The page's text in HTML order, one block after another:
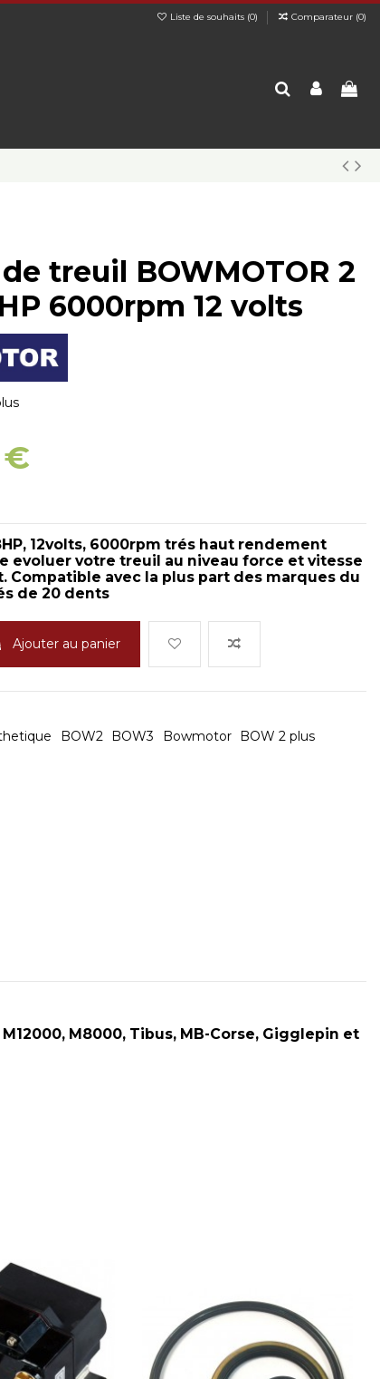
Liste de souhaits (0) Comparateur (0)
treuil BOWMOTOR 2
6000rpm 12 volts
€
12volts, 6000rpm trés haut rendement
evoluer votre treuil au niveau force et vitesse
Compatible avec la plus part des marques du
de 20 dents
Ajouter au panier
BOW2 BOW3 Bowmotor BOW 2 plus
M8000, Tibus, MB-Corse, Gigglepin et